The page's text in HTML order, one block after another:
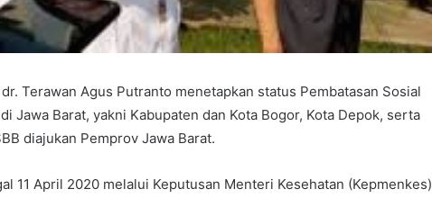
Terawan Agus Putranto menetapkan status Pembatasan Sosial
Jawa Barat, yakni Kabupaten dan Kota Bogor, Kota Depok, serta
diajukan Pemprov Jawa Barat.
11 April 2020 melalui Keputusan Menteri Kesehatan (Kepmenkes)